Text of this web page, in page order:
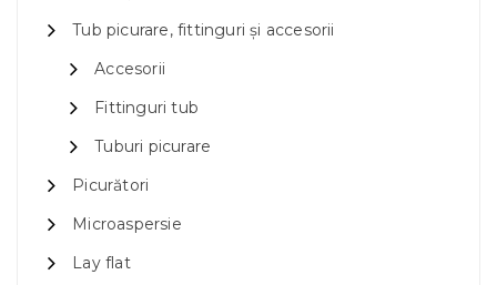
Tub picurare, fittinguri și accesorii
Accesorii
Fittinguri tub
Tuburi picurare
Picurători
Microaspersie
Lay flat